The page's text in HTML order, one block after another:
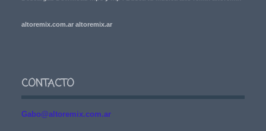
altoremix.com.ar altoremix.ar
CONTACTO
Gabo@altoremix.com.ar